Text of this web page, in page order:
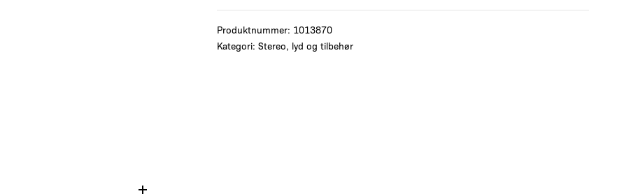
Produktnummer: 1013870
Kategori: Stereo, lyd og tilbehør